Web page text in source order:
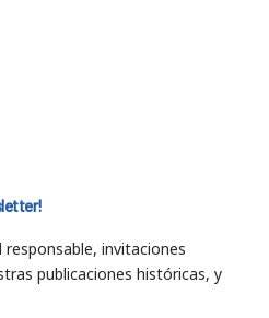
invitaciones
publicaciones históricas, y